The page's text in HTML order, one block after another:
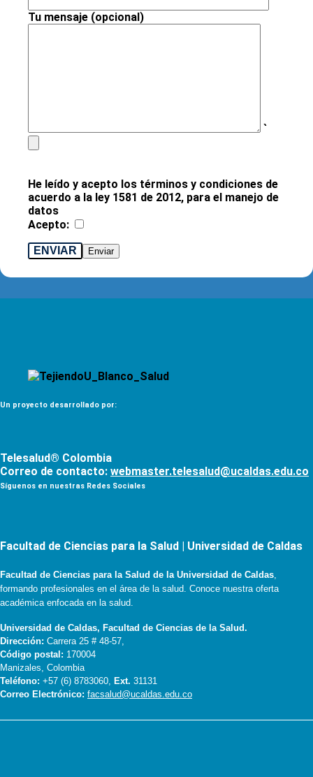
Tu mensaje (opcional)
`
He leído y acepto los términos y condiciones de
acuerdo a la ley 1581 de 2012, para el manejo de
datos
Acepto:
ENVIAR
Un proyecto desarrollado por:
Telesalud® Colombia
Correo de contacto: webmaster.telesalud@ucaldas.edu.co
Síguenos en nuestras Redes Sociales
Facultad de Ciencias para la Salud | Universidad de Caldas
Facultad de Ciencias para la Salud de la Universidad de Caldas,
formando profesionales en el área de la salud. Conoce nuestra oferta
académica enfocada en la salud.
Universidad de Caldas, Facultad de Ciencias de la Salud.
Dirección: Carrera 25 # 48-57,
Código postal: 170004
Manizales, Colombia
Teléfono: +57 (6) 8783060, Ext. 31131
Correo Electrónico: facsalud@ucaldas.edu.co